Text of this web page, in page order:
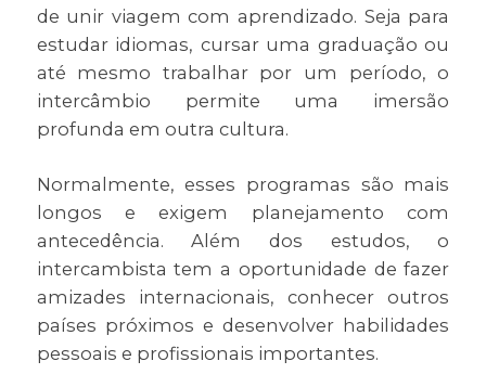
de unir viagem com aprendizado. Seja para
estudar idiomas, cursar uma graduação ou
até mesmo trabalhar por um período, o
intercâmbio permite uma imersão
profunda em outra cultura.
Normalmente, esses programas são mais
longos e exigem planejamento com
antecedência. Além dos estudos, o
intercambista tem a oportunidade de fazer
amizades internacionais, conhecer outros
países próximos e desenvolver habilidades
pessoais e profissionais importantes.